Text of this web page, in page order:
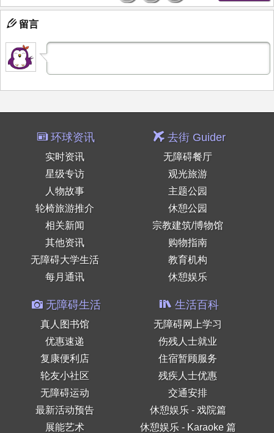
留言
环球资讯
实时资讯
星级专访
人物故事
轮椅旅游推介
相关新闻
其他资讯
无障碍大学生活
每月通讯
去街 Guider
无障碍餐厅
观光旅游
主题公园
休憩公园
宗教建筑/博物馆
购物指南
教育机构
休憩娱乐
无障碍生活
真人图书馆
优惠速递
复康便利店
轮友小社区
无障碍运动
最新活动预告
展能艺术
生活百科
无障碍网上学习
伤残人士就业
住宿暂顾服务
残疾人士优惠
交通安排
休憩娱乐 - 戏院篇
休憩娱乐 - Karaoke 篇